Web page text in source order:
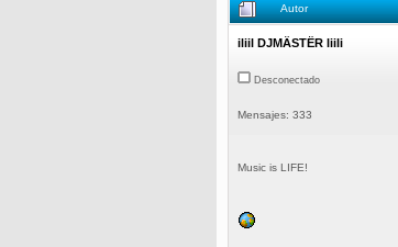
Autor
iliil DJMÄSTËR liili
Desconectado
Mensajes: 333
Music is LIFE!